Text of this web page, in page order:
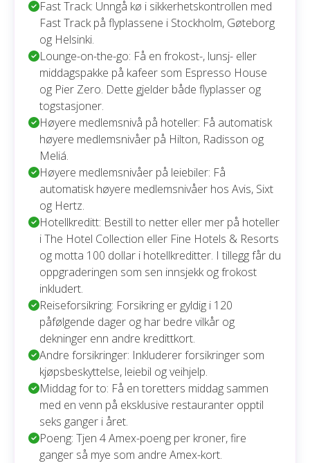
Fast Track: Unngå kø i sikkerhetskontrollen med
Fast Track på flyplassene i Stockholm, Gøteborg
og Helsinki.
Lounge-on-the-go: Få en frokost-, lunsj- eller
middagspakke på kafeer som Espresso House
og Pier Zero. Dette gjelder både flyplasser og
togstasjoner.
Høyere medlemsnivå på hoteller: Få automatisk
høyere medlemsnivåer på Hilton, Radisson og
Meliá.
Høyere medlemsnivåer på leiebiler: Få
automatisk høyere medlemsnivåer hos Avis, Sixt
og Hertz.
Hotellkreditt: Bestill to netter eller mer på hoteller
i The Hotel Collection eller Fine Hotels & Resorts
og motta 100 dollar i hotellkreditter. I tillegg får du
oppgraderingen som sen innsjekk og frokost
inkludert.
Reiseforsikring: Forsikring er gyldig i 120
påfølgende dager og har bedre vilkår og
dekninger enn andre kredittkort.
Andre forsikringer: Inkluderer forsikringer som
kjøpsbeskyttelse, leiebil og veihjelp.
Middag for to: Få en toretters middag sammen
med en venn på eksklusive restauranter opptil
seks ganger i året.
Poeng: Tjen 4 Amex-poeng per kroner, fire
ganger så mye som andre Amex-kort.